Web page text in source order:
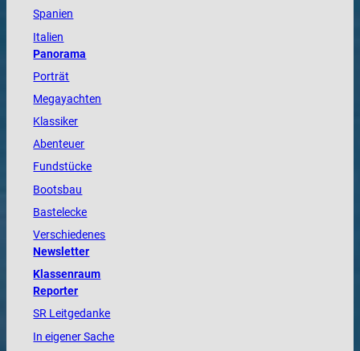
Spanien
Italien
Panorama
Porträt
Megayachten
Klassiker
Abenteuer
Fundstücke
Bootsbau
Bastelecke
Verschiedenes
Newsletter
Klassenraum
Reporter
SR Leitgedanke
In eigener Sache